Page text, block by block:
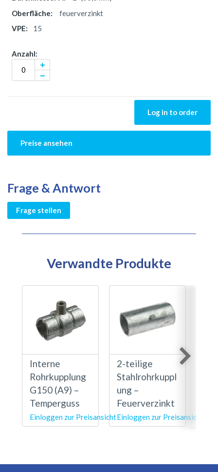
feuerverzinkt
15
Log in to order
Preise ansehen
Frage & Antwort
Frage stellen
Verwandte Produkte
Interne
Rohrkupplung
G150 (A9) –
Temperguss
Einloggen zur Preisansicht
2-teilige
Stahlrohrkuppl
ung –
Feuerverzinkt
Einloggen zur Preisansicht